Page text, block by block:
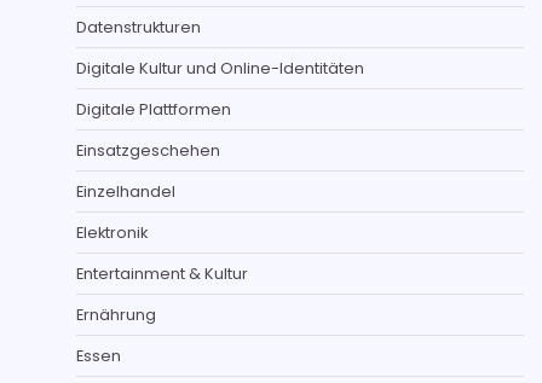
Datenstrukturen
Digitale Kultur und Online-Identitäten
Digitale Plattformen
Einsatzgeschehen
Einzelhandel
Elektronik
Entertainment & Kultur
Ernährung
Essen